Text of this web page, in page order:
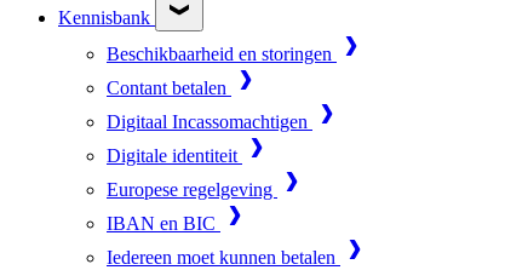
Kennisbank
Beschikbaarheid en storingen
Contant betalen
Digitaal Incassomachtigen
Digitale identiteit
Europese regelgeving
IBAN en BIC
Iedereen moet kunnen betalen